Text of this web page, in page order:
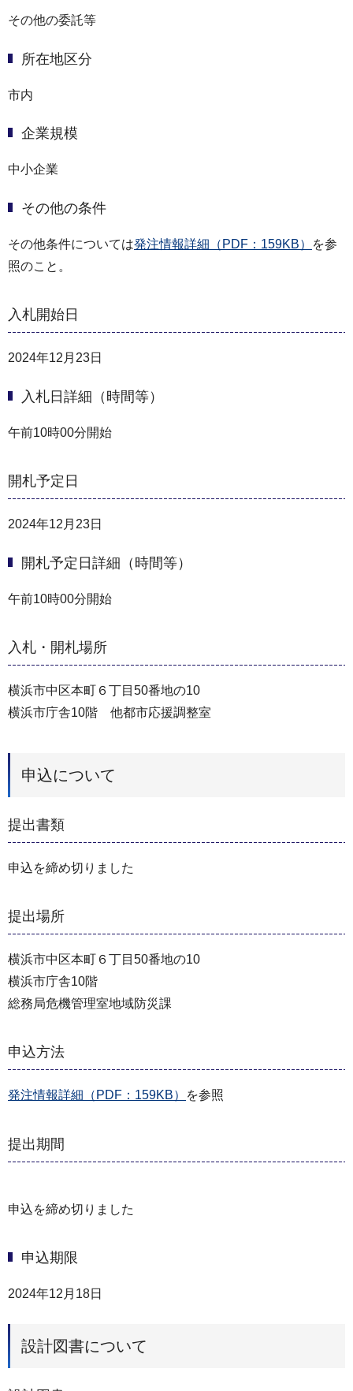
その他の委託等
所在地区分
市内
企業規模
中小企業
その他の条件
その他条件については発注情報詳細（PDF：159KB）
を参
照のこと。
入札開始日
2024年12月23日
入札日詳細（時間等）
午前10時00分開始
開札予定日
2024年12月23日
開札予定日詳細（時間等）
午前10時00分開始
入札・開札場所
横浜市中区本町６丁目50番地の10
横浜市庁舎10階 他都市応援調整室
申込について
提出書類
申込を締め切りました
提出場所
横浜市中区本町６丁目50番地の10
横浜市庁舎10階
総務局危機管理室地域防災課
申込方法
発注情報詳細（PDF：159KB） を参照
提出期間
申込を締め切りました
申込期限
2024年12月18日
設計図書について